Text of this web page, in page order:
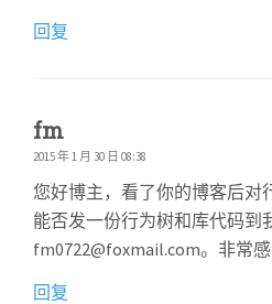
回复
fm
2015 年 1 月 30 日 08:38
您好博主，看了你的博客后对
能否发一份行为树和库代码到
fm0722@foxmail.com。非常感
回复